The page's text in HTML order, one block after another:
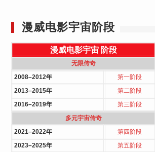
漫威电影宇宙阶段
漫威电影宇宙 阶段
无限传奇
2008–2012年
第一阶段
2013–2015年
第二阶段
2016–2019年
第三阶段
多元宇宙传奇
2021–2022年
第四阶段
2023–2025年
第五阶段